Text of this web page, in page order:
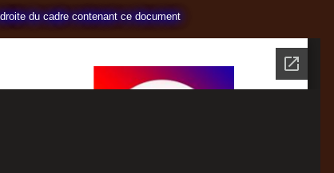
du cadre contenant ce document